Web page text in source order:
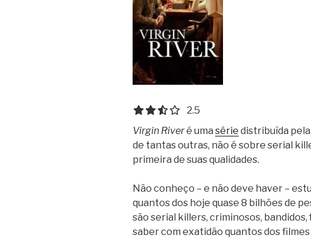
2.5 out of 5.0 stars
2.5
Virgin Riveré uma série distribuída
de tantas outras, não é sobre serial
primeira de suas qualidades.
Não conheço – e não deve haver –
quantos dos hoje quase 8 bilhões de
são serial killers, criminosos,
saber com exatidão quantos dos